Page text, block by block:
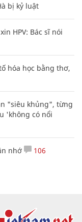
bị kỷ luật
HPV: Bác sĩ nói
hóa học bằng thơ,
"siêu khủng", từng
'không có nổi
nhớ 106